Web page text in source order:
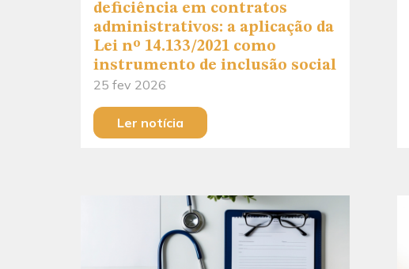
deficiência em contratos
administrativos: a aplicação da
Lei nº 14.133/2021 como
instrumento de inclusão social
25 fev 2026
Ler notícia